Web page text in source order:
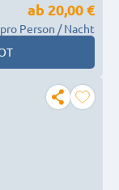
ab 20,00 €
pro Person / Nacht